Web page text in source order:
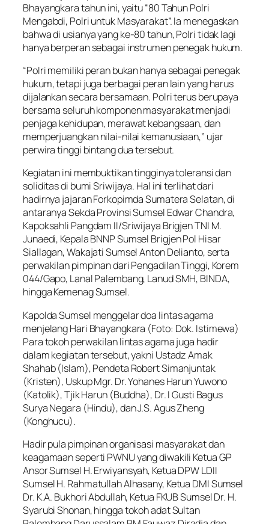
Bhayangkara tahun ini, yaitu “80 Tahun Polri
Mengabdi, Polri untuk Masyarakat”. Ia menegaskan
bahwa di usianya yang ke-80 tahun, Polri tidak lagi
hanya berperan sebagai instrumen penegak hukum.
“Polri memiliki peran bukan hanya sebagai penegak
hukum, tetapi juga berbagai peran lain yang harus
dijalankan secara bersamaan. Polri terus berupaya
bersama seluruh komponen masyarakat menjadi
penjaga kehidupan, merawat kebangsaan, dan
memperjuangkan nilai-nilai kemanusiaan,” ujar
perwira tinggi bintang dua tersebut.
Kegiatan ini membuktikan tingginya toleransi dan
soliditas di bumi Sriwijaya. Hal ini terlihat dari
hadirnya jajaran Forkopimda Sumatera Selatan, di
antaranya Sekda Provinsi Sumsel Edwar Chandra,
Kapoksahli Pangdam II/Sriwijaya Brigjen TNI M.
Junaedi, Kepala BNNP Sumsel Brigjen Pol Hisar
Siallagan, Wakajati Sumsel Anton Delianto, serta
perwakilan pimpinan dari Pengadilan Tinggi, Korem
044/Gapo, Lanal Palembang, Lanud SMH, BINDA,
hingga Kemenag Sumsel.
Kapolda Sumsel menggelar doa lintas agama
menjelang Hari Bhayangkara (Foto: Dok. Istimewa)
Para tokoh perwakilan lintas agama juga hadir
dalam kegiatan tersebut, yakni Ustadz Amak
Shahab (Islam), Pendeta Robert Simanjuntak
(Kristen), Uskup Mgr. Dr. Yohanes Harun Yuwono
(Katolik), Tjik Harun (Buddha), Dr. I Gusti Bagus
Surya Negara (Hindu), dan J.S. Agus Zheng
(Konghucu).
Hadir pula pimpinan organisasi masyarakat dan
keagamaan seperti PWNU yang diwakili Ketua GP
Ansor Sumsel H. Erwiyansyah, Ketua DPW LDII
Sumsel H. Rahmatullah Alhasany, Ketua DMI Sumsel
Dr. K.A. Bukhori Abdullah, Ketua FKUB Sumsel Dr. H.
Syarubi Shonan, hingga tokoh adat Sultan